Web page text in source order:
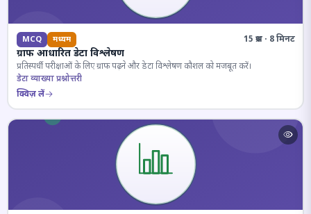
MCQ मध्यम 15 प्रश्न · 8 मिनट
ग्राफ आधारित डेटा विश्लेषण
प्रतिस्पर्धी परीक्षाओं के लिए ग्राफ पढ़ने और डेटा विश्लेषण कौशल को मजबूत करें।
डेटा व्याख्या प्रश्नोत्तरी
क्विज़ लें